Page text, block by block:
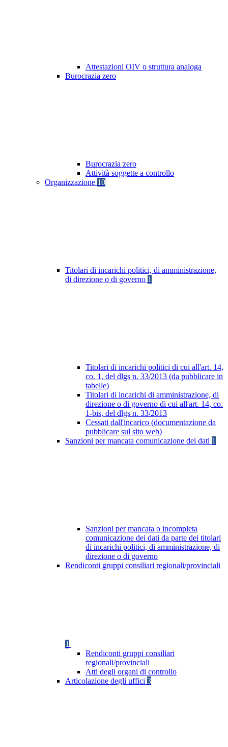
Attestazioni OIV o struttura analoga
Burocrazia zero
Burocrazia zero
Attività soggette a controllo
Organizzazione 10
Titolari di incarichi politici, di amministrazione,
di direzione o di governo 1
Titolari di incarichi politici di cui all'art. 14,
co. 1, del dlgs n. 33/2013 (da pubblicare in
tabelle)
Titolari di incarichi di amministrazione, di
direzione o di governo di cui all'art. 14, co.
1-bis, del dlgs n. 33/2013
Cessati dall'incarico (documentazione da
pubblicare sul sito web)
Sanzioni per mancata comunicazione dei dati 1
Sanzioni per mancata o incompleta
comunicazione dei dati da parte dei titolari
di incarichi politici, di amministrazione, di
direzione o di governo
Rendiconti gruppi consiliari regionali/provinciali
1
Rendiconti gruppi consiliari
regionali/provinciali
Atti degli organi di controllo
Articolazione degli uffici 3